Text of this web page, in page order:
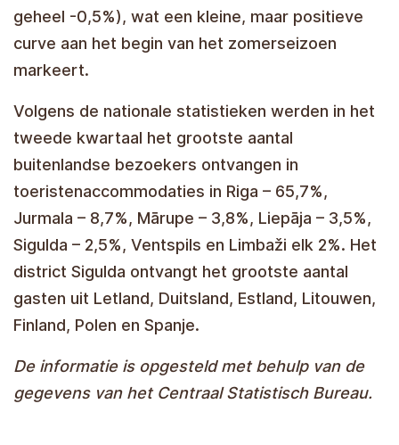
geheel -0,5%), wat een kleine, maar positieve
curve aan het begin van het zomerseizoen
markeert.
Volgens de nationale statistieken werden in het
tweede kwartaal het grootste aantal
buitenlandse bezoekers ontvangen in
toeristenaccommodaties in Riga – 65,7%,
Jurmala – 8,7%, Mārupe – 3,8%, Liepāja – 3,5%,
Sigulda – 2,5%, Ventspils en Limbaži elk 2%. Het
district Sigulda ontvangt het grootste aantal
gasten uit Letland, Duitsland, Estland, Litouwen,
Finland, Polen en Spanje.
De informatie is opgesteld met behulp van de
gegevens van het Centraal Statistisch Bureau.